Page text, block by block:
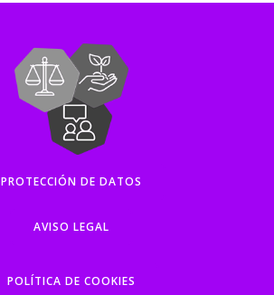
PROTECCIÓN DE DATOS
AVISO LEGAL
POLÍTICA DE COOKIES